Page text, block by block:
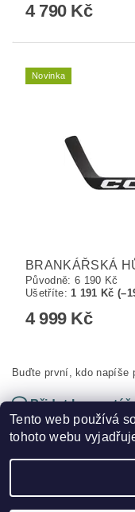
4 790 Kč
Novinka
BRANKÁŘSKÁ
Původně: 6 190 Kč
Ušetříte:1 191 Kč
4 999 Kč
Buďte první, kdo napíše
Přidat komentář
2026 ©
Tento web používá
tohoto webu